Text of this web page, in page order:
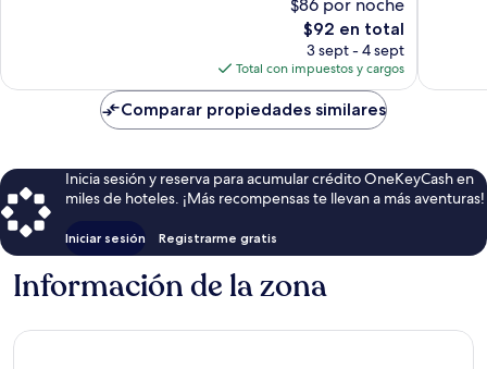
El
precio
actual
es
de
$92
$92 en total
3 sept - 4 sept
Total con impuestos y cargos
Comparar propiedades similares
Inicia sesión y reserva para acumular crédito OneKeyCash en
miles de hoteles. ¡Más recompensas te llevan a más aventuras!
Iniciar sesión Registrarme gratis
Información de la zona